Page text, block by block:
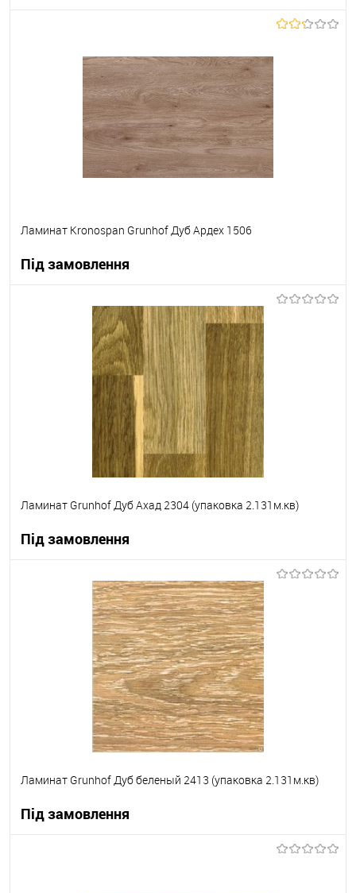
В вибране Під замовлення
Ламинат Kronospan Grunhof Дуб Ардех 1506
Під замовлення
В корзину
Під замовлення
Ламинат Grunhof Дуб Ахад 2304 (упаковка 2.131м.кв)
Під замовлення
В корзину
Під замовлення
Ламинат Grunhof Дуб беленый 2413 (упаковка 2.131м.кв)
Під замовлення